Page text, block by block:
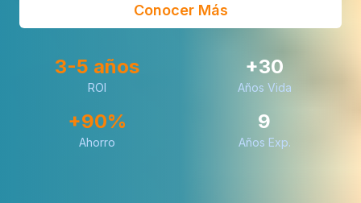
Conocer Más
3-5 años
ROI
+30
Años Vida
+90%
Ahorro
9
Años Exp.